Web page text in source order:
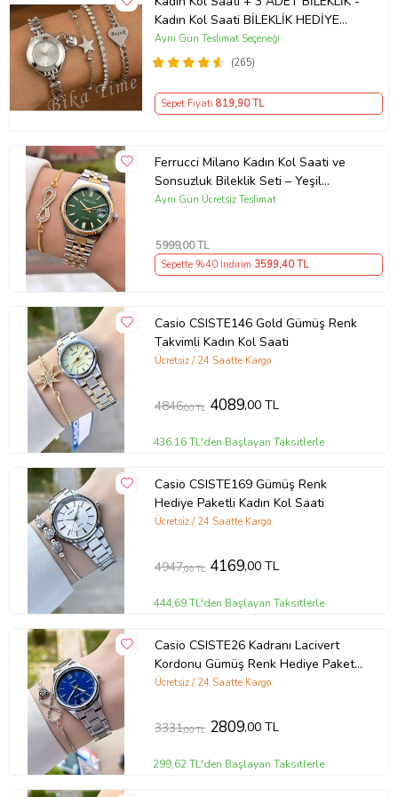
kolunda olması gereken bir aksesuardır.
Ürün Kodu:kcm31005425
Kadın Kol Saati BİLEKLİK HEDİYE
Gümüş Renk - Kız Arkadaşa hediye
(Gümüş) (Gri) (265)
Aynı Gün Teslimat Seçeneği
Sepet Fiyatı 819,90 TL
Ferrucci Milano Kadın Kol Saati ve
Sonsuzluk Bileklik Seti – Yeşil
Kadran, Sarı Gümüş Çelik Kordon,
Aynı Gün Ücretsiz Teslimat
5999,00 TL
Sepette %40 İndirim 3599,40 TL
Casio CSISTE146 Gold Gümüş Renk
Takvimli Kadın Kol Saati
Ücretsiz / 24 Saatte Kargo
4846,00 TL 4089,00 TL
436,16 TL'den Başlayan Taksitlerle
Casio CSISTE169 Gümüş Renk
Hediye Paketli Kadın Kol Saati
Ücretsiz / 24 Saatte Kargo
4947,00 TL 4169,00 TL
444,69 TL'den Başlayan Taksitlerle
Casio CSISTE26 Kadranı Lacivert
Kordonu Gümüş Renk Hediye Paketli
Kadın Kol Saati ve Bileklik
Ücretsiz / 24 Saatte Kargo
3331,00 TL 2809,00 TL
299,62 TL'den Başlayan Taksitlerle